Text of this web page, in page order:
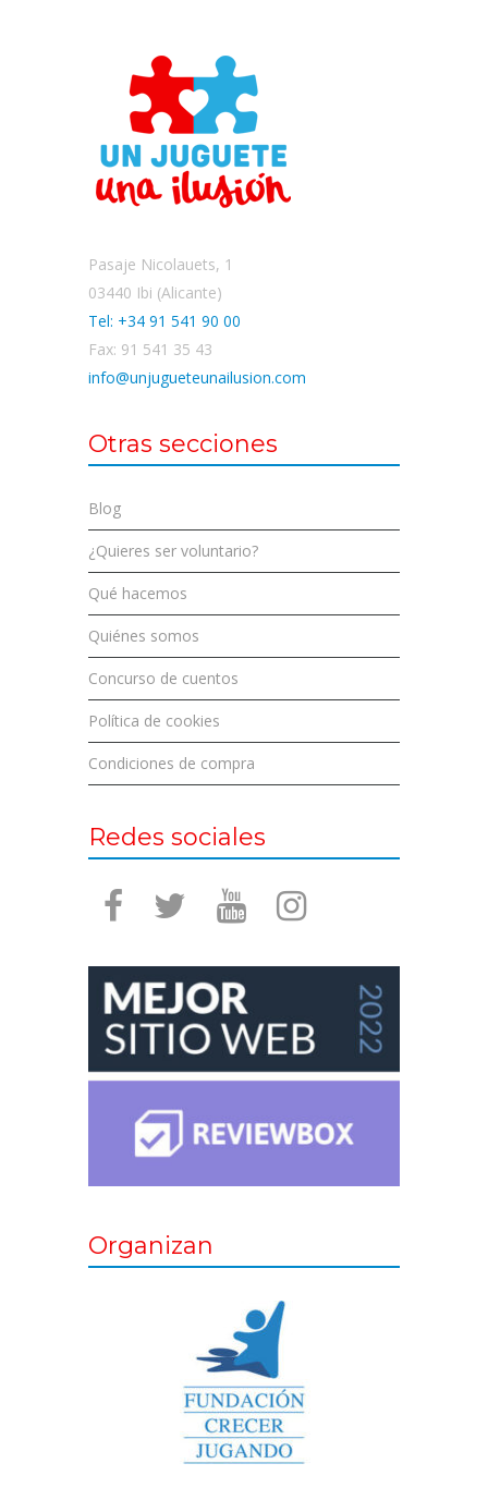
Pasaje Nicolauets, 1
03440 Ibi (Alicante)
Tel: +34 91 541 90 00
Fax: 91 541 35 43
info@unjugueteunailusion.com
Otras secciones
Blog
¿Quieres ser voluntario?
Qué hacemos
Quiénes somos
Concurso de cuentos
Política de cookies
Condiciones de compra
Redes sociales
Organizan